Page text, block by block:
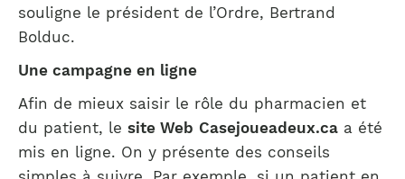
souligne le président de l’Ordre, Bertrand
Bolduc.
Une campagne en ligne
Afin de mieux saisir le rôle du pharmacien et
du patient, le site Web Casejoueadeux.ca a été
mis en ligne. On y présente des conseils